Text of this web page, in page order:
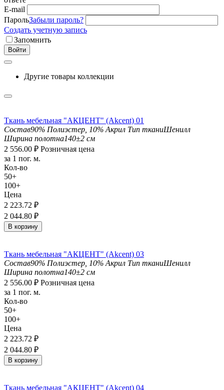
E-mail
ПарольЗабыли пароль?
Создать учетную запись
Запомнить
Войти
Другие товары коллекции
Ткань мебельная "АКЦЕНТ" (Akcent) 01
Состав90% Полиэстер, 10% Акрил Тип тканиШенилл
Ширина полотна140±2 см
2 556.00 ₽ Розничная цена
за 1 пог. м.
Кол-во
50+
100+
Цена
2 223.72 ₽
2 044.80 ₽
В корзину
Ткань мебельная "АКЦЕНТ" (Akcent) 03
Состав90% Полиэстер, 10% Акрил Тип тканиШенилл
Ширина полотна140±2 см
2 556.00 ₽ Розничная цена
за 1 пог. м.
Кол-во
50+
100+
Цена
2 223.72 ₽
2 044.80 ₽
В корзину
Ткань мебельная "АКЦЕНТ" (Akcent) 04